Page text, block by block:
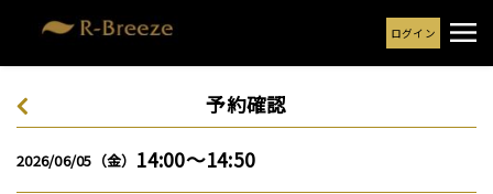
ログイン
予約確認
2026/06/05（金） 14:00～14:50